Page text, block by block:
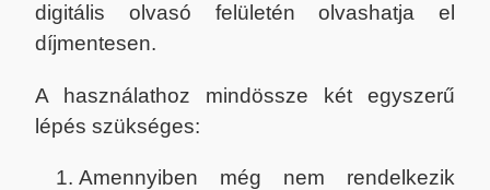
digitális olvasó felületén olvashatja el
díjmentesen.
A használathoz mindössze két egyszerű
lépés szükséges:
Amennyiben még nem rendelkezik